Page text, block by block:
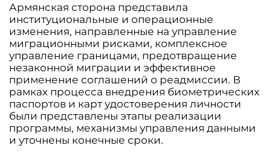
Армянская сторона представила
институциональные и операционные
изменения, направленные на управление
миграционными рисками, комплексное
управление границами, предотвращение
незаконной миграции и эффективное
применение соглашений о реадмиссии. В
рамках процесса внедрения биометрических
паспортов и карт удостоверения личности
были представлены этапы реализации
программы, механизмы управления данными
и уточнены конечные сроки.